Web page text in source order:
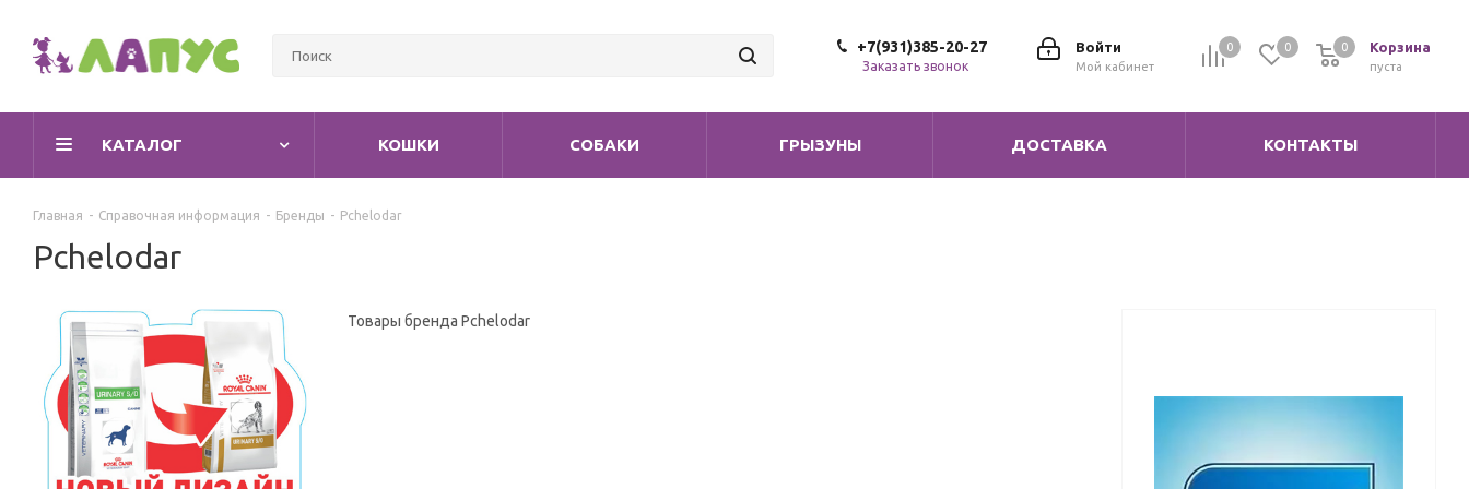
0 0 Корзина
0
пуста
0
Войти
Мой кабинет
+7(931)385-20-27
Заказать звонок
КАТАЛОГ КОШКИ СОБАКИ ГРЫЗУНЫ ДОСТАВКА КОНТАКТЫ
Главная - Справочная информация - Бренды - Pchelodar
Pchelodar
Товары бренда Pchelodar